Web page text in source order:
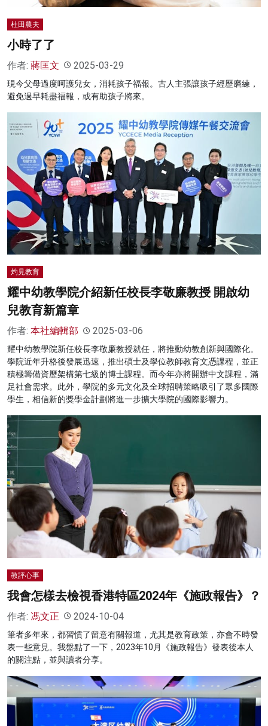
杜田農夫
小時了了
作者: 蔣匡文 2025-03-29
現今父母過度呵護兒女，消耗孩子福報。古人主張讓孩子經歷磨練，
避免過早耗盡福報，或有助孩子將來。
灼見教育
耀中幼教學院介紹新任校長李敬廉教授 開啟幼
兒教育新篇章
作者: 本社編輯部 2025-03-06
耀中幼教學院新任校長李敬廉教授就任，將推動幼教創新與國際化。
學院近年升格後發展迅速，推出碩士及學位教師教育文憑課程，並正
積極籌備資歷架構第七級的博士課程。而今年亦將開辦中文課程，滿
足社會需求。此外，學院的多元文化及全球招聘策略吸引了眾多國際
學生，相信新的獎學金計劃將進一步擴大學院的國際影響力。
教評心事
我會怎樣去檢視香港特區2024年《施政報告》？
作者: 馮文正 2024-10-04
筆者多年來，都習慣了留意有關報道，尤其是教育政策，亦會不時發
表一些意見。我盤點了一下，2023年10月《施政報告》發表後本人
的關注點，並與讀者分享。